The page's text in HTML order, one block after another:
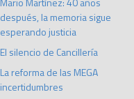
después, la memoria sigue
esperando justicia
El silencio de Cancillería
La reforma de las MEGA
incertidumbres